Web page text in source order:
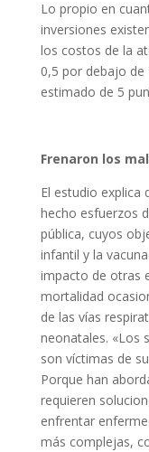
Lo propio en
inversiones
los costos de la
0,5 por debajo
estimado de 5
Frenaron los
El estudio explica
hecho esfuerzos
pública, cuyos
infantil y la
impacto de otras
mortalidad
de las vías
neonatales. «Los
son víctimas de
Porque han
requieren
enfrentar
más complejas,